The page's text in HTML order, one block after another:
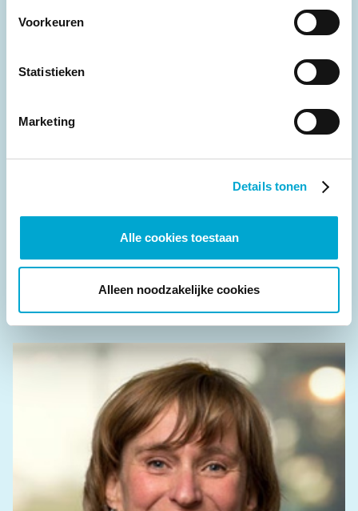
Voorkeuren
Statistieken
Marketing
Details tonen
Alle cookies toestaan
Alleen noodzakelijke cookies
RL 4 Clinical Modelling
Radboud UMC